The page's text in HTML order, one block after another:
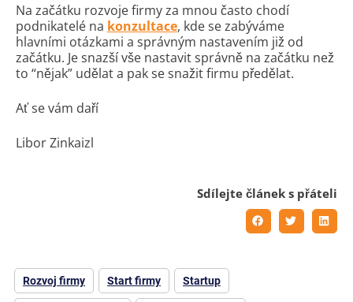
Na začátku rozvoje firmy za mnou často chodí
podnikatelé na konzultace, kde se zabýváme
hlavními otázkami a správným nastavením již od
začátku. Je snazší vše nastavit správně na začátku než
to “nějak” udělat a pak se snažit firmu předělat.
Ať se vám daří
Libor Zinkaizl
Rozvoj firmy Start firmy Startup
Sdílejte článek s přáteli